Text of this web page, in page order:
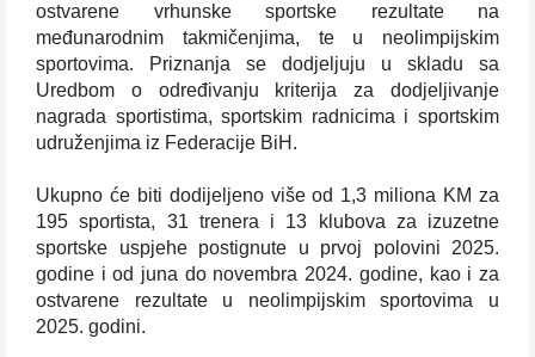
ostvarene vrhunske sportske rezultate na
međunarodnim takmičenjima, te u neolimpijskim
sportovima. Priznanja se dodjeljuju u skladu sa
Uredbom o određivanju kriterija za dodjeljivanje
nagrada sportistima, sportskim radnicima i sportskim
udruženjima iz Federacije BiH.
Ukupno će biti dodijeljeno više od 1,3 miliona KM za
195 sportista, 31 trenera i 13 klubova za izuzetne
sportske uspjehe postignute u prvoj polovini 2025.
godine i od juna do novembra 2024. godine, kao i za
ostvarene rezultate u neolimpijskim sportovima u
2025. godini.